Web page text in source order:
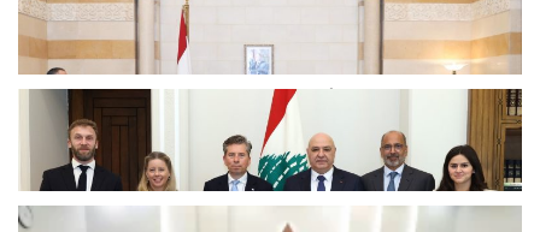
القطاع الصحي ويُدين استهداف...
اخبار محلية
عون يبحث مع مسؤول أممي سبل دعم
لبنان إنسانياً في ظل...
اخبار محلية مارس 31, 2026
الكتائب : بقاء السفير الإيراني مخالفة